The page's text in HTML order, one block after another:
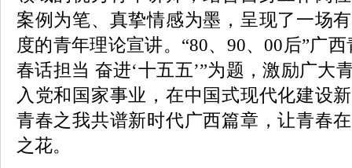
案例为笔、真挚情感为墨，呈现了一场
度的青年理论宣讲。“80、90、00后”广
春话担当 奋进‘十五五’”为题，激励广大
入党和国家事业，在中国式现代化建设
青春之我共谱新时代广西篇章，让青春
之花。